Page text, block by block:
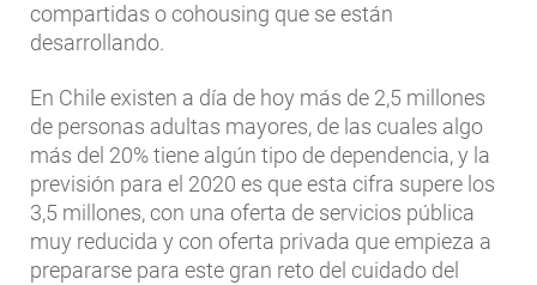
compartidas o cohousing que se están
desarrollando.
En Chile existen a día de hoy más de 2,5 millones
de personas adultas mayores, de las cuales algo
más del 20% tiene algún tipo de dependencia, y la
previsión para el 2020 es que esta cifra supere los
3,5 millones, con una oferta de servicios pública
muy reducida y con oferta privada que empieza a
prepararse para este gran reto del cuidado del